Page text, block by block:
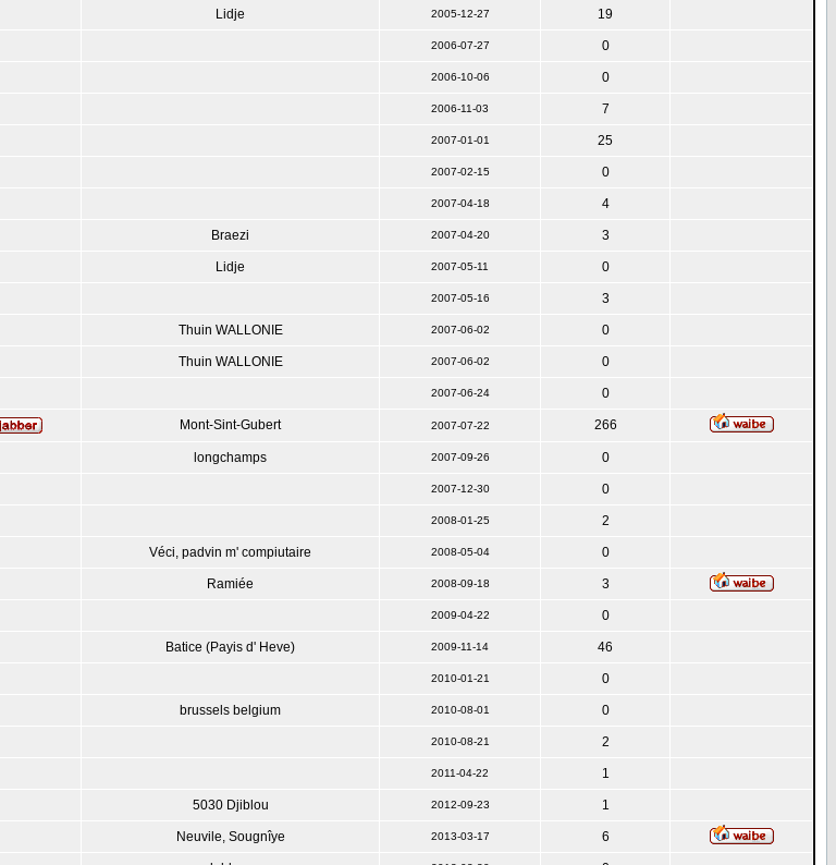
Lidje 2005-12-27 19
2006-07-27 0
2006-10-06 0
2006-11-03 7
2007-01-01 25
2007-02-15 0
2007-04-18 4
Braezi 2007-04-20 3
Lidje 2007-05-11 0
2007-05-16 3
Thuin WALLONIE 2007-06-02 0
Thuin WALLONIE 2007-06-02 0
2007-06-24 0
Mont-Sint-Gubert 2007-07-22 266
longchamps 2007-09-26 0
2007-12-30 0
2008-01-25 2
Véci, padvin m' compiutaire 2008-05-04 0
Ramiée 2008-09-18 3
2009-04-22 0
Batice (Payis d' Heve) 2009-11-14 46
2010-01-21 0
brussels belgium 2010-08-01 0
2010-08-21 2
2011-04-22 1
5030 Djiblou 2012-09-23 1
Neuvile, Sougnîye 2013-03-17 6